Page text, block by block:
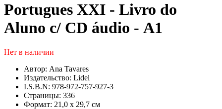
Portugues XXI - Livro do
Aluno c/ CD áudio - А1
Нет в наличии
Автор: Ana Tavares
Издательство: Lidel
I.S.B.N: 978-972-757-927-3
Страницы: 336
Формат: 21,0 x 29,7 см